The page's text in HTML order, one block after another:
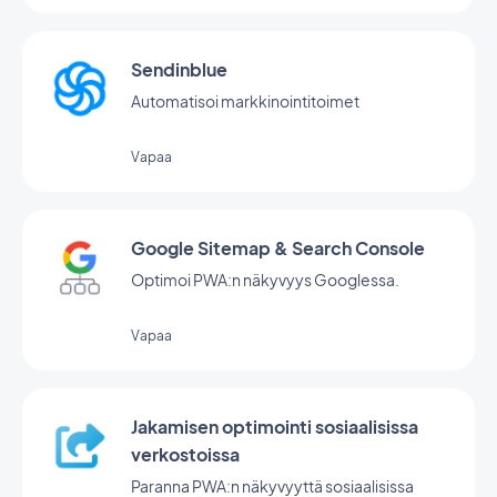
Sendinblue
Automatisoi markkinointitoimet
Vapaa
Google Sitemap & Search Console
Optimoi PWA:n näkyvyys Googlessa.
Vapaa
Jakamisen optimointi sosiaalisissa
verkostoissa
Paranna PWA:n näkyvyyttä sosiaalisissa